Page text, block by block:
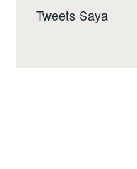
Tweets Saya